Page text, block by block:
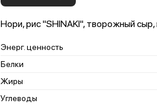
Нори, рис "SHINAKI", творожный
Энерг. ценность
Белки
Жиры
Углеводы